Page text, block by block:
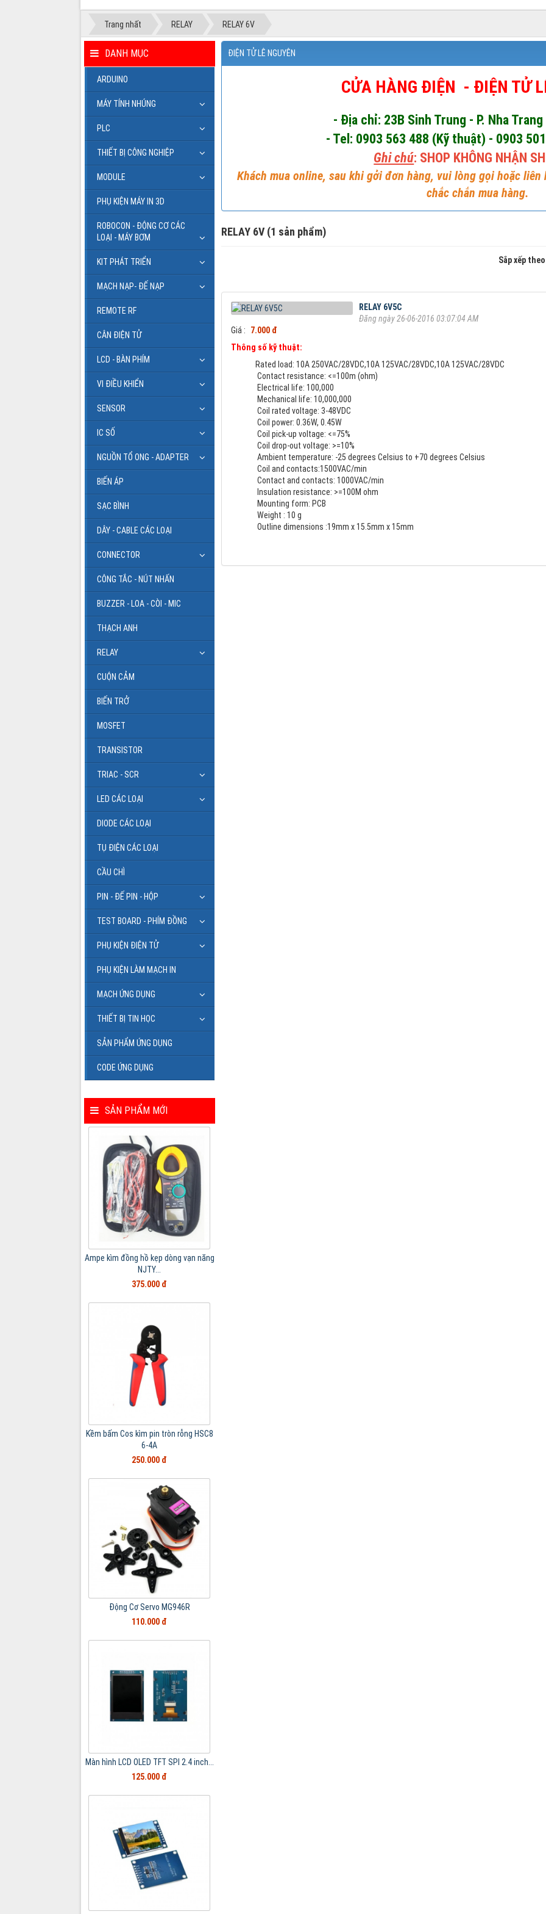
Trang nhất RELAY RELAY 6V
ĐIỆN TỬ LÊ NGUYÊN
CỬA HÀNG ĐIỆN - ĐIỆN TỬ
- Địa chỉ: 23B Sinh Trung - P. Nha Trang
- Tel: 0903 563 488 (Kỹ thuật) - 0903
Ghi chú: SHOP KHÔNG NHẬN
Khách mua online, sau khi gởi đơn hàng, vui lòng gọi hoặc liên
chắc chắn mua hàng.
RELAY 6V (1 sản phẩm)
Sắp xếp theo
RELAY 6V5C
Đăng ngày 26-06-2016 03:07:04 AM
Giá :
7.000 đ
Thông số kỹ thuật:
Rated load: 10A 250VAC/28VDC,10A 125VAC/28VDC,10A 125VAC/28VDC
Contact resistance: <=100m (ohm)
Electrical life: 100,000
Mechanical life: 10,000,000
Coil rated voltage: 3-48VDC
Coil power: 0.36W, 0.45W
Coil pick-up voltage: <=75%
Coil drop-out voltage: >=10%
Ambient temperature: -25 degrees Celsius to +70 degrees Celsius
Coil and contacts:1500VAC/min
Contact and contacts: 1000VAC/min
Insulation resistance: >=100M ohm
Mounting form: PCB
Weight : 10 g
Outline dimensions :19mm x 15.5mm x 15mm
DANH MỤC
ARDUINO
MÁY TÍNH NHÚNG
PLC
THIẾT BỊ CÔNG NGHIỆP
MODULE
PHỤ KIỆN MÁY IN 3D
ROBOCON - ĐỘNG CƠ CÁC
LOẠI - MÁY BƠM
KIT PHÁT TRIỂN
MẠCH NẠP- ĐẾ NẠP
REMOTE RF
CÂN ĐIỆN TỬ
LCD - BÀN PHÍM
VI ĐIỀU KHIỂN
SENSOR
IC SỐ
NGUỒN TỔ ONG - ADAPTER
BIẾN ÁP
SẠC BÌNH
DÂY - CABLE CÁC LOẠI
CONNECTOR
CÔNG TẮC - NÚT NHẤN
BUZZER - LOA - CÒI - MIC
THẠCH ANH
RELAY
CUỘN CẢM
BIẾN TRỞ
MOSFET
TRANSISTOR
TRIAC - SCR
LED CÁC LOẠI
DIODE CÁC LOẠI
TỤ ĐIỆN CÁC LOẠI
CẦU CHÌ
PIN - ĐẾ PIN - HỘP
TEST BOARD - PHÍM ĐỒNG
PHỤ KIỆN ĐIỆN TỬ
PHỤ KIỆN LÀM MẠCH IN
MẠCH ỨNG DỤNG
THIẾT BỊ TIN HỌC
SẢN PHẨM ỨNG DỤNG
CODE ỨNG DỤNG
SẢN PHẨM MỚI
Ampe kìm đồng hồ kẹp dòng vạn năng
NJTY...
375.000 đ
Kềm bấm Cos kìm pin tròn rỗng HSC8
6-4A
250.000 đ
Động Cơ Servo MG946R
110.000 đ
Màn hình LCD OLED TFT SPI 2.4 inch...
125.000 đ